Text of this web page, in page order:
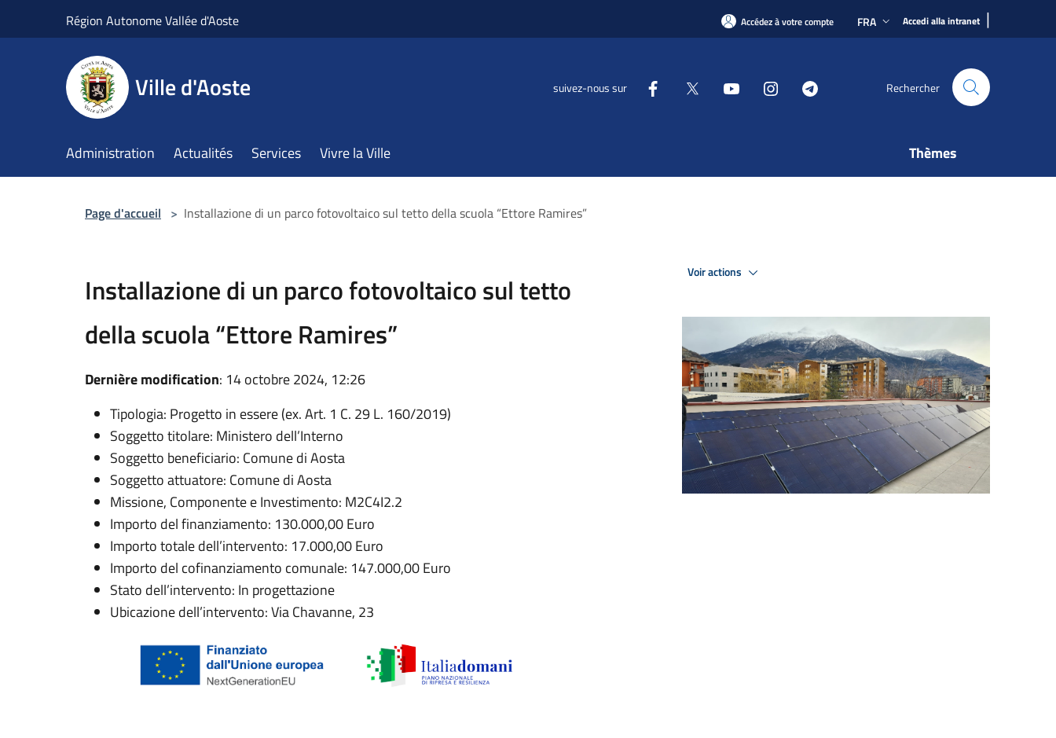
Région Autonome Vallée d'Aoste Accédez à votre compte FRA Accedi alla intranet |
Ville d'Aoste suivez-nous sur Rechercher
Administration Actualités Services Vivre la Ville Thèmes
Page d'accueil > Installazione di un parco fotovoltaico sul tetto della scuola “Ettore Ramires”
Installazione di un parco fotovoltaico sul tetto
della scuola “Ettore Ramires”
Dernière modification: 14 octobre 2024, 12:26
Tipologia: Progetto in essere (ex. Art. 1 C. 29 L. 160/2019)
Soggetto titolare: Ministero dell’Interno
Soggetto beneficiario: Comune di Aosta
Soggetto attuatore: Comune di Aosta
Missione, Componente e Investimento: M2C4I2.2
Importo del finanziamento: 130.000,00 Euro
Importo totale dell’intervento: 17.000,00 Euro
Importo del cofinanziamento comunale: 147.000,00 Euro
Stato dell’intervento: In progettazione
Ubicazione dell’intervento: Via Chavanne, 23
Voir actions